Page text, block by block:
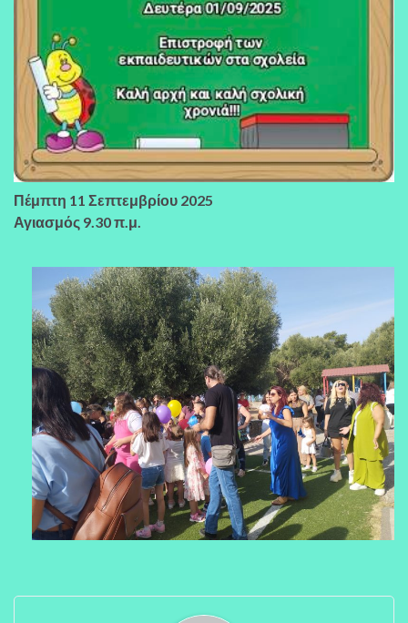
Πέμπτη 11 Σεπτεμβρίου 2025
Αγιασμός 9.30 π.μ.